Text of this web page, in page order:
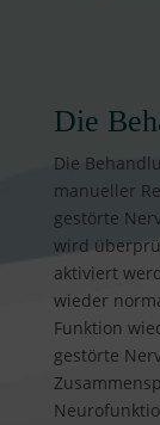
Die
Die
manueller
gestörte
wird
aktiviert
wieder
Funktion
gestörte